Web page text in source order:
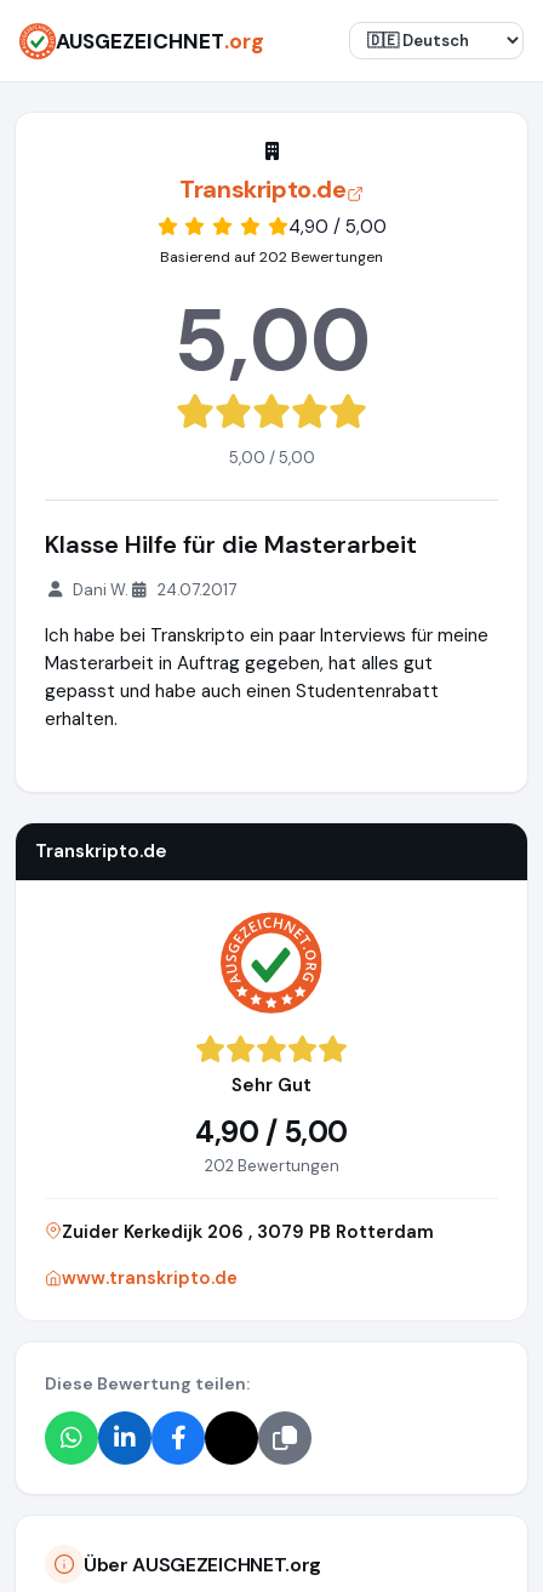
AUSGEZEICHNET.org
Transkripto.de
4,90 / 5,00
Basierend auf 202 Bewertungen
5,00
5,00 / 5,00
Klasse Hilfe für die Masterarbeit
Dani W. 24.07.2017
Ich habe bei Transkripto ein paar Interviews für meine
Masterarbeit in Auftrag gegeben, hat alles gut
gepasst und habe auch einen Studentenrabatt
erhalten.
Transkripto.de
Sehr Gut
4,90 / 5,00
202 Bewertungen
Zuider Kerkedijk 206 , 3079 PB Rotterdam
www.transkripto.de
Diese Bewertung teilen:
Über AUSGEZEICHNET.org